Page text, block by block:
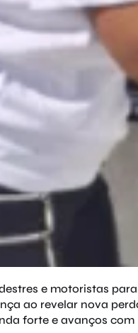
e motoristas
ao revelar nova
forte e avanços